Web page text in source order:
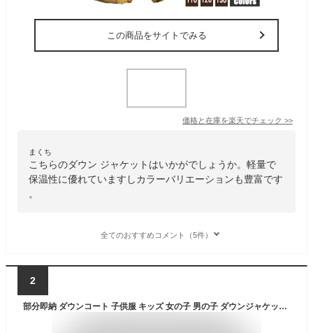
この商品をサイトでみる
価格と在庫を楽天でチェック >>
まくち
こちらのダウン ジャケットはいかがでしょうか。軽量で
保温性に優れていますしカラーバリエーションも豊富です
。
全てのおすすめコメント（5件）
2
部分即納 ダウンコート 子供服 キッズ 女の子 男の子 ダウンジャケット アウター ラクーンファー付き フード 通学 キッズ服 防寒 秋冬 ジュニア アウター 通園 アウトドア キッズジャケット 3色 80cm 90cm 100cm 110cm 120cm 130cm 140cm 150cm 160cm お出かけ 送料無料